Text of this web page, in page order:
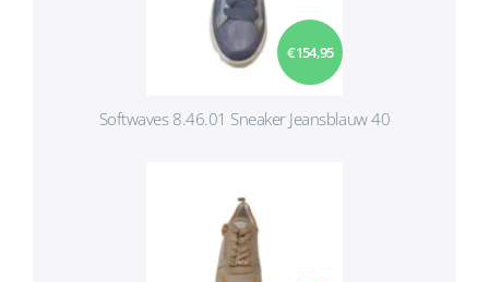
€ 154,95
Softwaves 8.46.01 Sneaker Jeansblauw 40